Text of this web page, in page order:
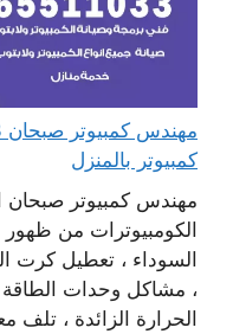
كمبيوتر بالمنزل
مهندس كمبيوتر صبحان
الكومبيوترات من
السوداء ، تعطيل كرت
، مشاكل وحدات الطاقة
الحرارة الزائدة ، تلف